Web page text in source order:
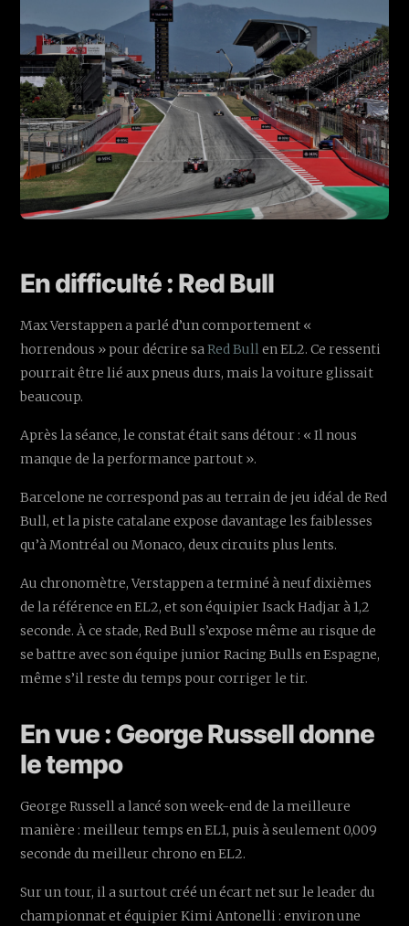
En difficulté : Red Bull
Max Verstappen a parlé d’un comportement «
horrendous » pour décrire saRed Bullen EL2. Ce ressenti
pourrait être lié aux pneus durs, mais la voiture glissait
beaucoup.
Après la séance, le constat était sans détour : « Il nous
manque de la performance partout ».
Barcelone ne correspond pas au terrain de jeu idéal de Red
Bull, et la piste catalane expose davantage les faiblesses
qu’à Montréal ou Monaco, deux circuits plus lents.
Au chronomètre, Verstappen a terminé à neuf dixièmes
de la référence en EL2, et son équipier Isack Hadjar à 1,2
seconde. À ce stade, Red Bull s’expose même au risque de
se battre avec son équipe junior Racing Bulls en Espagne,
même s’il reste du temps pour corriger le tir.
En vue : George Russell donne
le tempo
George Russell a lancé son week-end de la meilleure
manière : meilleur temps en EL1, puis à seulement 0,009
seconde du meilleur chrono en EL2.
Sur un tour, il a surtout créé un écart net sur le leader du
championnat et équipier Kimi Antonelli : environ une